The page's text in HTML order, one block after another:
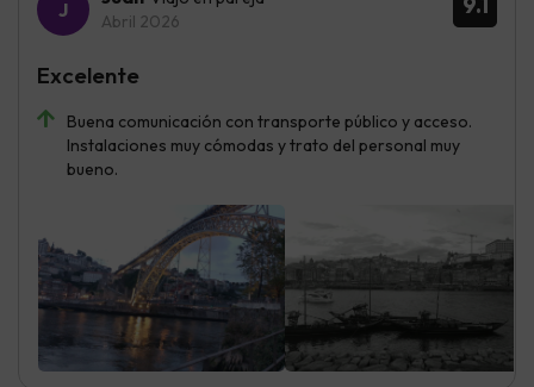
Abril 2026
Buena comunicación con transporte público y acceso.
Instalaciones muy cómodas y trato del personal muy
bueno.
Excelente